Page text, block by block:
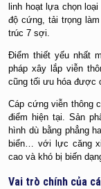
linh hoạt lựa chọn
độ cứng, tải trọng
trúc 7 sợi.
Điểm thiết yếu nhất
pháp xây lắp viễn
cũng tối ưu hóa được
Cáp cứng viễn thông
điểm hiện tại. Sản
hình dù bằng phẳng
biển… với lực căng
cao và khó bị biến
Vai trò chính của